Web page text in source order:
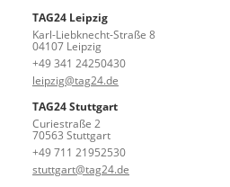
TAG24 Leipzig
Karl-Liebknecht-Straße 8
04107 Leipzig
+49 341 24250430
leipzig@tag24.de
TAG24 Stuttgart
Curiestraße 2
70563 Stuttgart
+49 711 21952530
stuttgart@tag24.de